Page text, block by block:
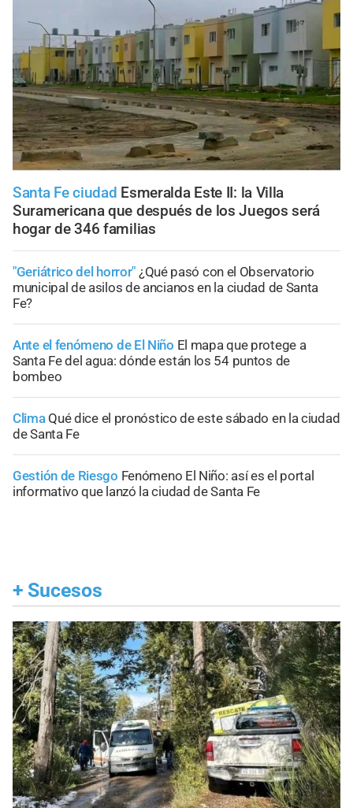
Santa Fe ciudad Esmeralda Este II: la Villa
Suramericana que después de los Juegos será
hogar de 346 familias
"Geriátrico del horror" ¿Qué pasó con el Observatorio
municipal de asilos de ancianos en la ciudad de Santa
Fe?
Ante el fenómeno de El Niño El mapa que protege a
Santa Fe del agua: dónde están los 54 puntos de
bombeo
Clima Qué dice el pronóstico de este sábado en la ciudad
de Santa Fe
Gestión de Riesgo Fenómeno El Niño: así es el portal
informativo que lanzó la ciudad de Santa Fe
+ Sucesos